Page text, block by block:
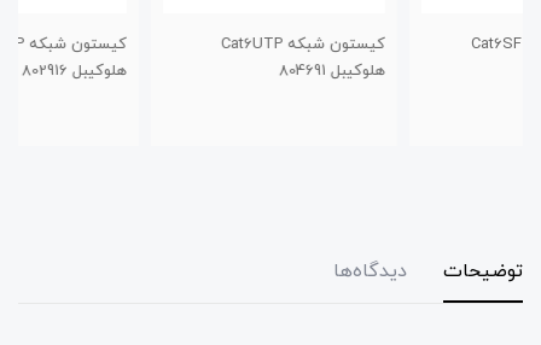
کیستون شبکه Cat6UTP
کیستون شبکه Cat6SFTP
توضیحات دیدگاه‌ها